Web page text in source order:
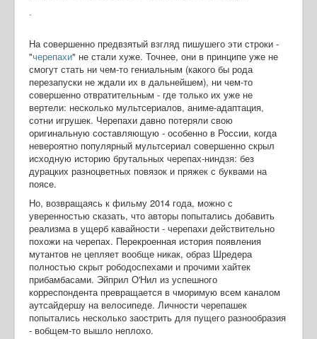
.
На совершенно предвзятый взгляд пишушего эти строки -
"черепахи" не стали хуже. Точнее, они в принципе уже не
смогут стать ни чем-то гениальным (какого бы рода
перезапуски не ждали их в дальнейшем), ни чем-то
совершенно отвратительным - где только их уже не
вертели: несколько мультсериалов, аниме-адаптация,
сотни игрушек. Черепахи давно потеряли свою
оригинальную составляющую - особенно в России, когда
невероятно популярный мультсериал совершенно скрыл
исходную историю брутальных черепах-ниндзя: без
дурацких разноцветных повязок и пряжек с буквами на
поясе.
Но, возвращаясь к фильму 2014 года, можно с
уверенностью сказать, что авторы попытались добавить
реализма в ущерб кавайности - черепахи действительно
похожи на черепах. Перекроенная история появления
мутантов не цепляет вообще никак, образ Шредера
полностью скрыт рободоспехами и прочими хайтек
прибамбасами. Эйприл О'Нил из успешного
корреспондента превращается в чморимую всем каналом
аутсайдершу на велосипеде. Личности черепашек
попытались несколько заострить для пущего разнообразия
- вобщем-то вышло неплохо.